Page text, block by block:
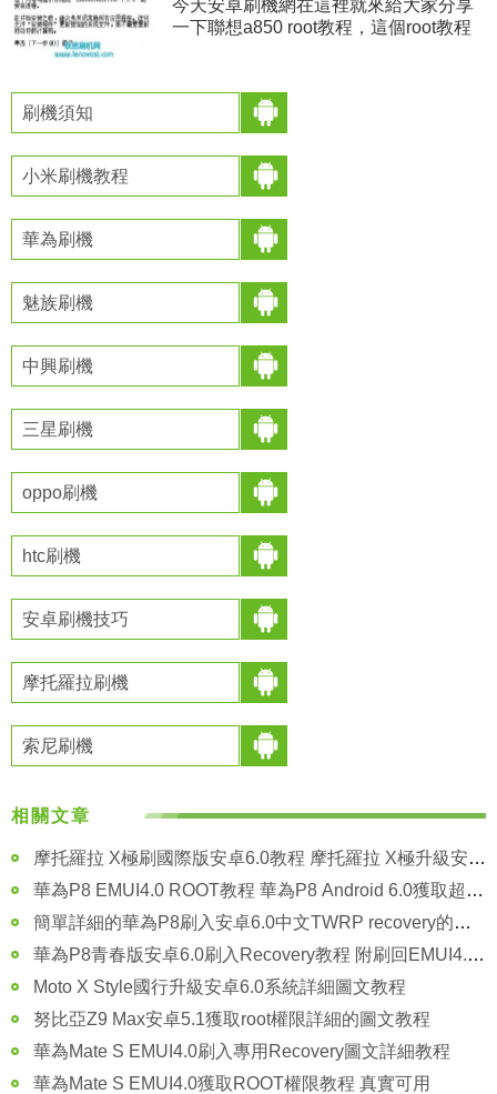
今天安卓刷機網在這裡就來給大家分享
一下聯想a850 root教程，這個root教程
腦
刷機須知
小米刷機教程
華為刷機
魅族刷機
中興刷機
三星刷機
oppo刷機
htc刷機
安卓刷機技巧
摩托羅拉刷機
索尼刷機
相關文章
摩托羅拉 X極刷國際版安卓6.0教程 摩托羅拉 X極升級安卓6.0方法
華為P8 EMUI4.0 ROOT教程 華為P8 Android 6.0獲取超級權限方法
簡單詳細的華為P8刷入安卓6.0中文TWRP recovery的圖文教程
華為P8青春版安卓6.0刷入Recovery教程 附刷回EMUI4.0官方Recovery
Moto X Style國行升級安卓6.0系統詳細圖文教程
努比亞Z9 Max安卓5.1獲取root權限詳細的圖文教程
華為Mate S EMUI4.0刷入專用Recovery圖文詳細教程
華為Mate S EMUI4.0獲取ROOT權限教程 真實可用